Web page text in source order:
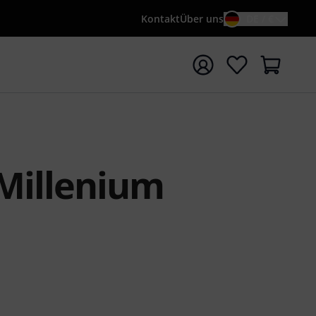
KontaktÜber uns
mit Suchwort {searchTerm} starten